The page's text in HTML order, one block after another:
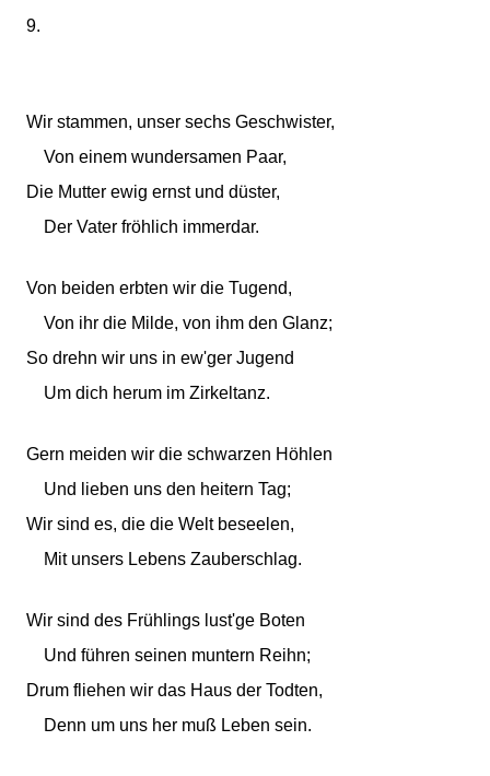
9.
Wir stammen, unser sechs Geschwister,
Von einem wundersamen Paar,
Die Mutter ewig ernst und düster,
Der Vater fröhlich immerdar.
Von beiden erbten wir die Tugend,
Von ihr die Milde, von ihm den Glanz;
So drehn wir uns in ew'ger Jugend
Um dich herum im Zirkeltanz.
Gern meiden wir die schwarzen Höhlen
Und lieben uns den heitern Tag;
Wir sind es, die die Welt beseelen,
Mit unsers Lebens Zauberschlag.
Wir sind des Frühlings lust'ge Boten
Und führen seinen muntern Reihn;
Drum fliehen wir das Haus der Todten,
Denn um uns her muß Leben sein.